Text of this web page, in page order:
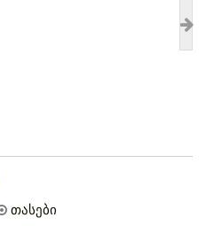
თასები